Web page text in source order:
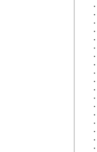
・
・
・
・
・
・
・
・
・
・
・
・
・
・
・
・
・
・